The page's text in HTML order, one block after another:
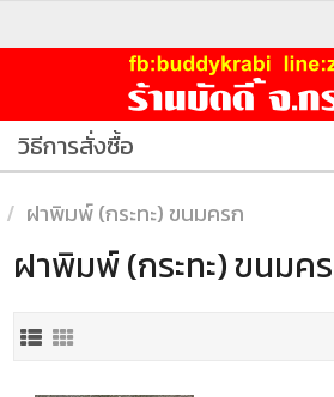
วิธีการสั่งซื้อ
ฝาพิมพ์ (กระทะ) ขนมครก
ฝาพิมพ์ (กระทะ) ขนมค